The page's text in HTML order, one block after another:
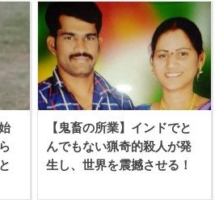
【鬼畜の所業】インドでと
んでもない猟奇的殺人が発
生し、世界を震撼させる！